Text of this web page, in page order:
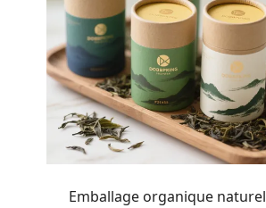
Emballage organique naturel